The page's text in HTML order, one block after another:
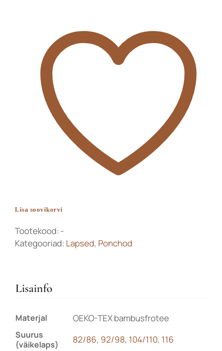
Lisa soovikorvi
Tootekood: -
Kategooriad: Lapsed, Ponchod
Lisainfo
Materjal OEKO-TEX bambusfrotee
Suurus
(väikelaps)
82/86, 92/98, 104/110, 116
Liitu uudiskirjaga ja saa esimeselt
ostult -10% soodustust!